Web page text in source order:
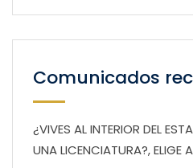
Comunicados
¿VIVES AL INTERIOR DEL
UNA LICENCIATURA?, ELIGE